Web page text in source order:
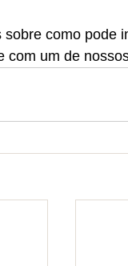
sobre como pode
com um de